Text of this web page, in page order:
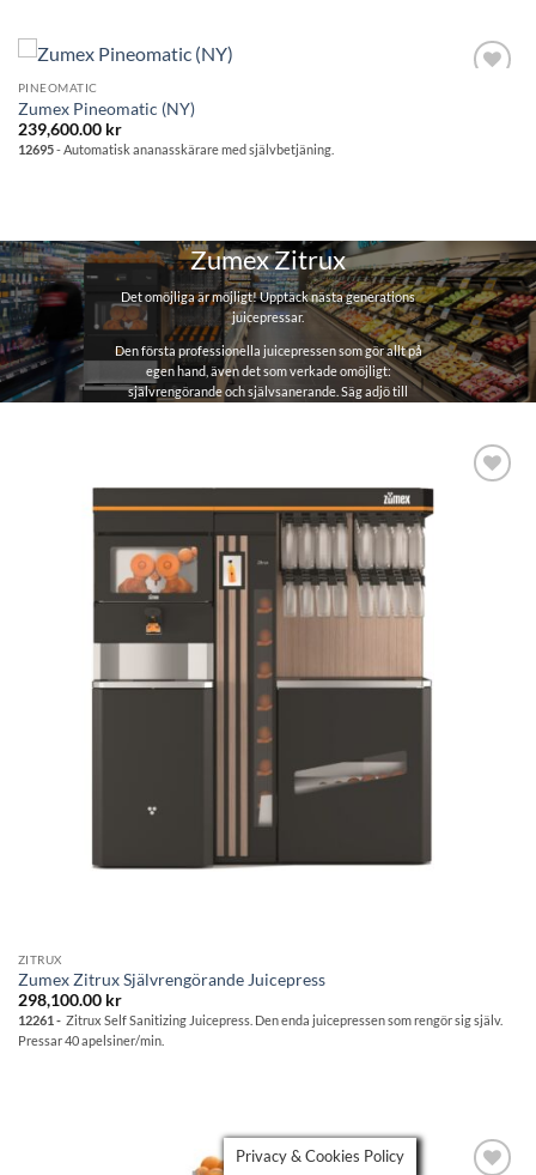
PINEOMATIC
Zumex Pineomatic (NY)
239,600.00 kr
12695- Automatisk ananasskärare med självbetjäning.
Zumex Zitrux
Det omöjliga är möjligt! Upptäck nästa generations
juicepressar.
Den första professionella juicepressen som gör allt på
egen hand, även det som verkade omöjligt:
självrengörande och självsanerande. Säg adjö till
ZITRUX
Zumex Zitrux Självrengörande Juicepress
298,100.00 kr
12261 - Zitrux Self Sanitizing Juicepress. Den enda juicepressen som rengör sig själv.
Pressar 40 apelsiner/min.
Privacy & Cookies Policy